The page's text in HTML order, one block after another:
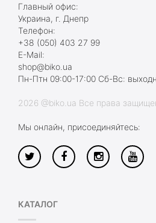
Главный офис:
Украина, г. Днепр
Телефон:
+38 (050) 403 27 99
E-Mail:
shop@biko.ua
Пн-Птн 09:00-17:00 Сб-Вс:
2026 @biko.ua Все права
Мы онлайн, присоединяйтесь:
КАТАЛОГ